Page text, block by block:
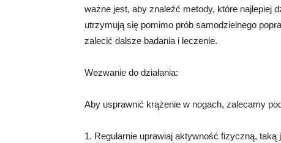
ważne jest, aby znaleźć metody, które najlepiej
utrzymują się pomimo prób samodzielnego
zalecić dalsze badania i leczenie.
Wezwanie do działania:
Aby usprawnić krążenie w nogach, zalecamy
1. Regularnie uprawiaj aktywność fizyczną, taką